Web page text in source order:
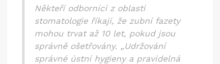
Někteří odborníci z oblasti
stomatologie říkají, že zubní fazety
mohou trvat až 10 let, pokud jsou
správně ošetřovány. „Udržování
správné ústní hygieny a pravidelná